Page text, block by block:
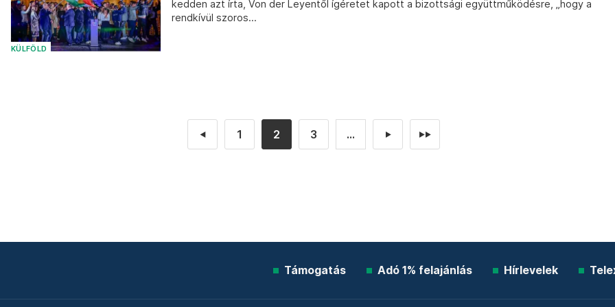
KÜLFÖLD
kedden azt írta, Von der Leyentől ígéretet kapott a bizottsági együttműködésre, „hogy a
rendkívül szoros...
◄ 1 2 3 ... ► ►►
Támogatás Adó 1% felajánlás Hírlevelek